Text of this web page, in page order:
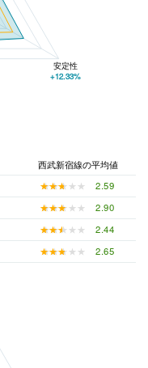
安定性
+12.33%
西武新宿線の平均値
★★★★★
★★★★★
2.59
★★★★★
★★★★★
2.90
★★★★★
★★★★★
2.44
★★★★★
★★★★★ 2.65